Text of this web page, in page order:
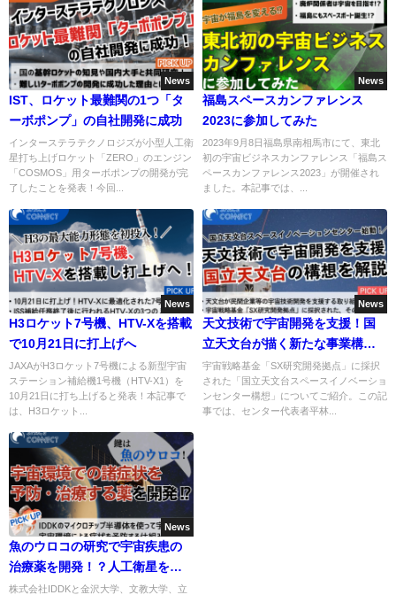
News
IST、ロケット最難関の1つ「タ
ーボポンプ」の自社開発に成功
インターステラテクノロジズが小型人工衛
星打ち上げロケット「ZERO」のエンジン
「COSMOS」用ターボポンプの開発が完
了したことを発表！今回...
News
福島スペースカンファレンス
2023に参加してみた
2023年9月8日福島県南相馬市にて、東北
初の宇宙ビジネスカンファレンス「福島ス
ペースカンファレンス2023」が開催され
ました。本記事では、...
News
H3ロケット7号機、HTV-Xを搭載
で10月21日に打上げへ
JAXAがH3ロケット7号機による新型宇宙
ステーション補給機1号機（HTV-X1）を
10月21日に打ち上げると発表！本記事で
は、H3ロケット...
News
天文技術で宇宙開発を支援！国
立天文台が描く新たな事業構想
とは
宇宙戦略基金「SX研究開発拠点」に採択
された「国立天文台スペースイノベーショ
ンセンター構想」についてご紹介。この記
事では、センター代表者平林...
News
魚のウロコの研究で宇宙疾患の
治療薬を開発！？人工衛星を用
いる宇宙実験に注目！
株式会社IDDKと金沢大学、文教大学、立